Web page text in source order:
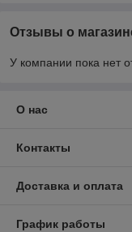
Отзывы о
У компании пока нет
О нас
Контакты
Доставка и оплата
График работы